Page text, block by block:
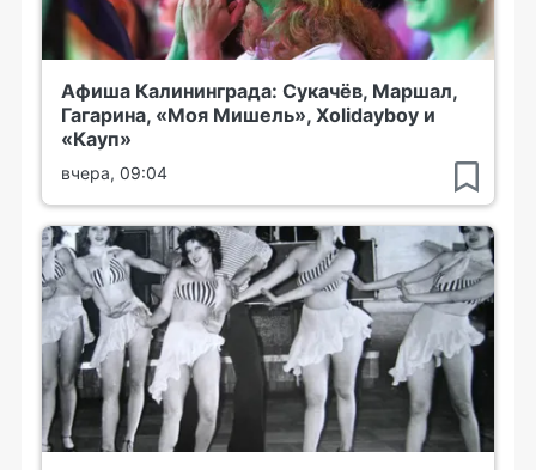
Афиша Калининграда: Сукачёв, Маршал,
Гагарина, «Моя Мишель», Xolidayboy и
«Кауп»
вчера, 09:04